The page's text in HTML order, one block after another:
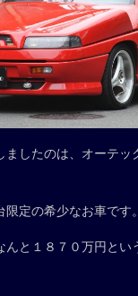
ましたのは、オーテッ
定の希少なお車です。
んと１８７０万円とい